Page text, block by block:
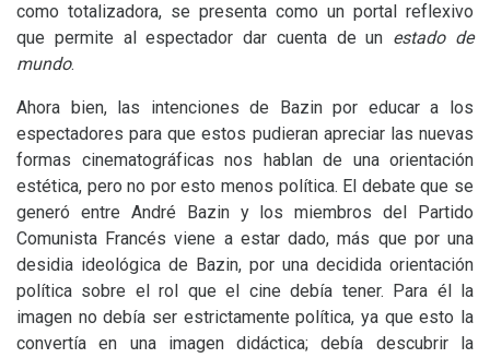
como totalizadora, se presenta como un portal reflexivo
que permite al espectador dar cuenta de un estado de
mundo.
Ahora bien, las intenciones de Bazin por educar a los
espectadores para que estos pudieran apreciar las nuevas
formas cinematográficas nos hablan de una orientación
estética, pero no por esto menos política. El debate que se
generó entre André Bazin y los miembros del Partido
Comunista Francés viene a estar dado, más que por una
desidia ideológica de Bazin, por una decidida orientación
política sobre el rol que el cine debía tener. Para él la
imagen no debía ser estrictamente política, ya que esto la
convertía en una imagen didáctica; debía descubrir la